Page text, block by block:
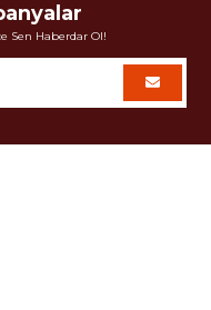
Sen Haberdar Ol!